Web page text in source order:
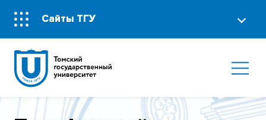
Сайты ТГУ